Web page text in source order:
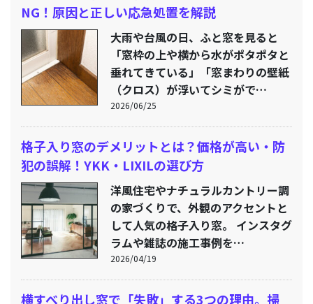
NG！原因と正しい応急処置を解説
大雨や台風の日、ふと窓を見ると
「窓枠の上や横から水がポタポタと
垂れてきている」「窓まわりの壁紙
（クロス）が浮いてシミがで…
2026/06/25
格子入り窓のデメリットとは？価格が高い・防
犯の誤解！YKK・LIXILの選び方
洋風住宅やナチュラルカントリー調
の家づくりで、外観のアクセントと
して人気の格子入り窓。 インスタグ
ラムや雑誌の施工事例を…
2026/04/19
横すべり出し窓で「失敗」する3つの理由。掃